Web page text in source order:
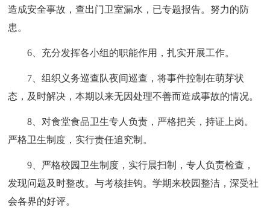
造成安全事故，查出门卫室漏水，已专题报告。努力的防
患。
6、充分发挥各小组的职能作用，扎实开展工作。
7、组织义务巡查队夜间巡查，将事件控制在萌芽状
态，及时解决，本期以来无因处理不善而造成事故的情况。
8、对食堂食品卫生专人负责，严格把关，持证上岗。
严格卫生制度，实行责任追究制。
9、严格校园卫生制度，实行晨扫制，专人负责检查，
发现问题及时整改。与考核挂钩。学期来校园整洁，深受社
会各界的好评。